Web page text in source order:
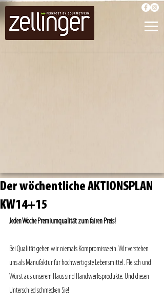
Der wöchentliche AKTIONSPLAN
KW14+15
Jeden Woche Premiumqualität zum fairen Preis!
Bei Qualität gehen wir niemals Kompromisse ein. Wir verstehen
uns als Manufaktur für hochwertigste Lebensmittel. Fleisch und
Wurst aus unserem Haus sind Handwerksprodukte. Und diesen
Unterschied schmecken Sie!